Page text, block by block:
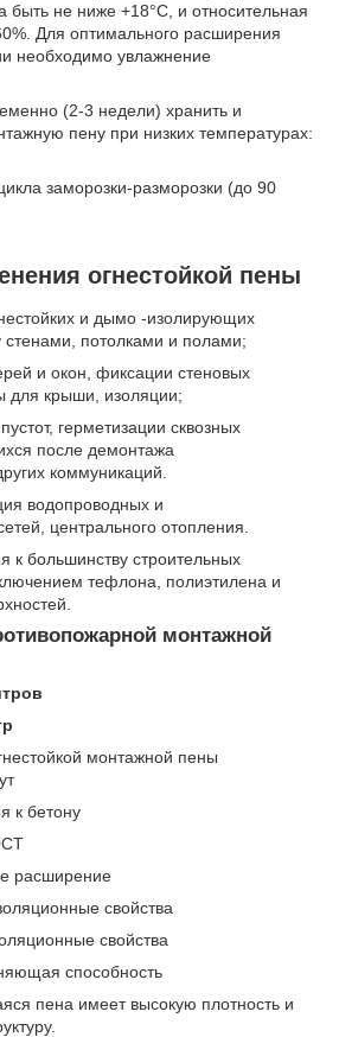
быть не ниже +18°С, и относительная
Для оптимального расширения
необходимо увлажнение
(2-3 недели) хранить и
пену при низких температурах:
заморозки-разморозки (до 90
огнестойкой пены
и дымо -изолирующих
потолками и полами;
и окон, фиксации стеновых
для крыши, изоляции;
герметизации сквозных
после демонтажа
коммуникаций.
водопроводных и
центрального отопления.
к большинству строительных
тефлона, полиэтилена и
монтажной
монтажной пены
к бетону
расширение
свойства
свойства
способность
пена имеет высокую плотность и